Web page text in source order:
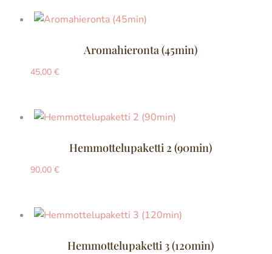
Aromahieronta (45min)
45,00 €
Hemmottelupaketti 2 (90min)
90,00 €
Hemmottelupaketti 3 (120min)